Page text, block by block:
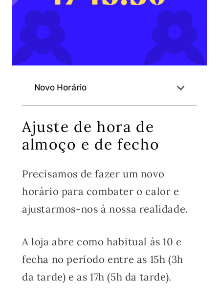
Novo Horário
Ajuste de hora de
almoço e de fecho
Precisamos de fazer um novo
horário para combater o calor e
ajustarmos-nos à nossa realidade.
A loja abre como habitual às 10 e
fecha no período entre as 15h (3h
da tarde) e as 17h (5h da tarde).